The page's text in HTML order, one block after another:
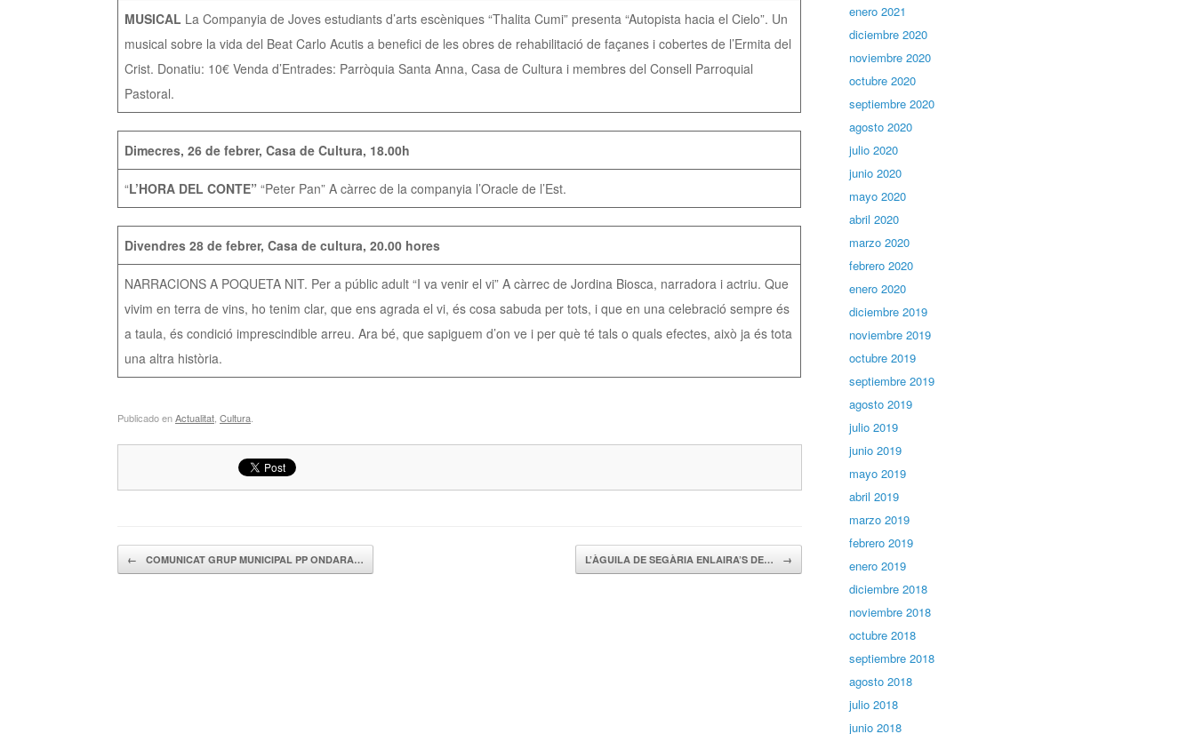
MUSICAL La Companyia de Joves estudiants d’arts escèniques “Thalita Cumi” presenta “Autopista hacia el Cielo”. Un
musical sobre la vida del Beat Carlo Acutis a benefici de les obres de rehabilitació de façanes i cobertes de l’Ermita del
Crist. Donatiu: 10€ Venda d’Entrades: Parròquia Santa Anna, Casa de Cultura i membres del Consell Parroquial
Pastoral.
Dimecres, 26 de febrer, Casa de Cultura, 18.00h
“L’HORA DEL CONTE” “Peter Pan” A càrrec de la companyia l’Oracle de l’Est.
Divendres 28 de febrer, Casa de cultura, 20.00 hores
NARRACIONS A POQUETA NIT. Per a públic adult “I va venir el vi” A càrrec de Jordina Biosca, narradora i actriu. Que
vivim en terra de vins, ho tenim clar, que ens agrada el vi, és cosa sabuda per tots, i que en una celebració sempre és
a taula, és condició imprescindible arreu. Ara bé, que sapiguem d’on ve i per què té tals o quals efectes, això ja és tota
una altra història.
Publicado enActualitat Cultura
Navegador de artículos
← COMUNICAT GRUP MUNICIPAL PP ONDARA… L’ÀGUILA DE SEGÀRIA ENLAIRA’S DE… →
enero 2021
diciembre 2020
noviembre 2020
octubre 2020
septiembre 2020
agosto 2020
julio 2020
junio 2020
mayo 2020
abril 2020
marzo 2020
febrero 2020
enero 2020
diciembre 2019
noviembre 2019
octubre 2019
septiembre 2019
agosto 2019
julio 2019
junio 2019
mayo 2019
abril 2019
marzo 2019
febrero 2019
enero 2019
diciembre 2018
noviembre 2018
octubre 2018
septiembre 2018
agosto 2018
julio 2018
junio 2018